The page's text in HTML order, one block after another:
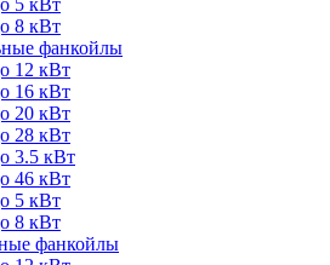
8 кВт
фанкойлы
12 кВт
16 кВт
20 кВт
28 кВт
3.5 кВт
46 кВт
5 кВт
8 кВт
фанкойлы